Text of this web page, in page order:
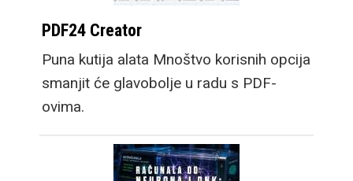
PDF24 Creator
Puna kutija alata Mnoštvo korisnih opcija
smanjit će glavobolje u radu s PDF-
ovima.